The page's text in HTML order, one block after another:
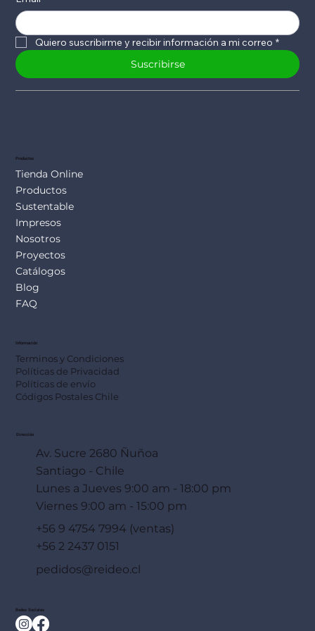
Quiero suscribirme y recibir información a mi correo *
Suscribirse
Productos
Tienda Online
Productos
Sustentable
Impresos
Nosotros
Proyectos
Catálogos
Blog
FAQ
Información
Terminos y Condiciones
Políticas de Privacidad
Políticas de envío
Códigos Postales Chile
Dirección
Av. Sucre 2680 Ñuñoa
Santiago - Chile
Lunes a Jueves 9:00 am - 18:00 pm
Viernes 9:00 am - 15:00 pm
+56 9 4754 7994 (ventas)
+56 2 2437 0151
pedidos@reideo.cl
Redes Sociales